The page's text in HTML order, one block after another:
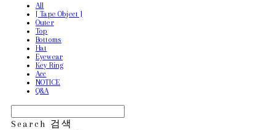
All
[ Tape Object ]
Outer
Top
Bottoms
Hat
Eyewear
Key Ring
Acc
NOTICE
Q&A
Search 검색